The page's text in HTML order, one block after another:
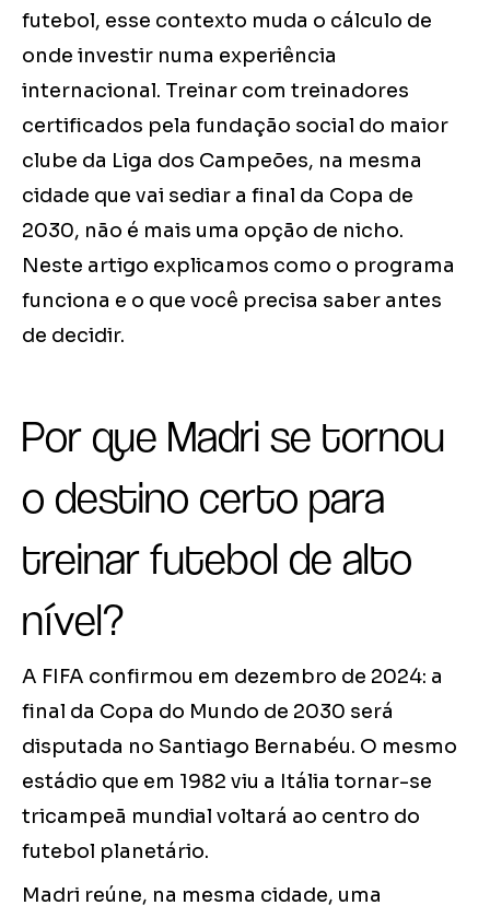
futebol, esse contexto muda o cálculo de
onde investir numa experiência
internacional. Treinar com treinadores
certificados pela fundação social do maior
clube da Liga dos Campeões, na mesma
cidade que vai sediar a final da Copa de
2030, não é mais uma opção de nicho.
Neste artigo explicamos como o programa
funciona e o que você precisa saber antes
de decidir.
Por que Madri se tornou
o destino certo para
treinar futebol de alto
nível?
A FIFA confirmou em dezembro de 2024: a
final da Copa do Mundo de 2030 será
disputada no Santiago Bernabéu. O mesmo
estádio que em 1982 viu a Itália tornar-se
tricampeã mundial voltará ao centro do
futebol planetário.
Madri reúne, na mesma cidade, uma